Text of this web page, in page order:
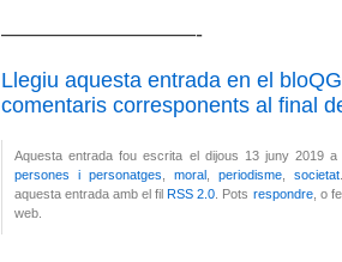
—————————-
Llegiu aquesta entrada en el
comentaris corresponents al final
Aquesta entrada fou escrita el dijous 13 juny 2019
persones i personatges
moral, periodisme, societat
aquesta entrada amb el filRSS 2.0 . Pots respondre, o
web.